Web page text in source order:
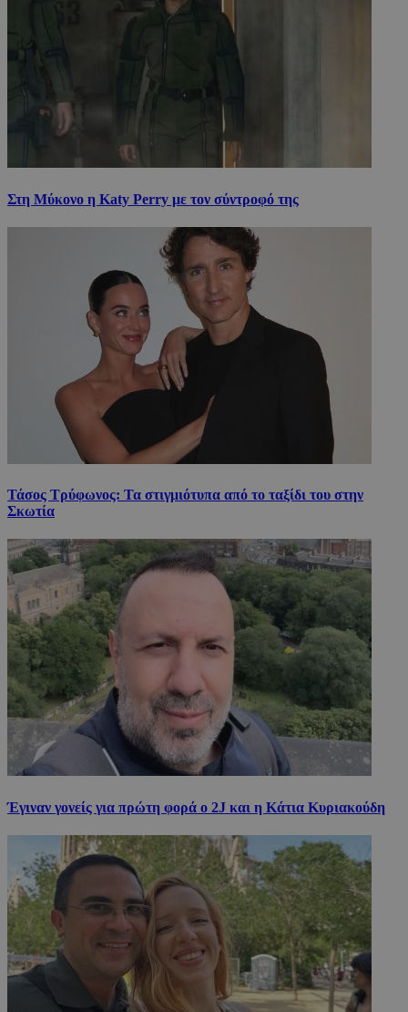
Στη Μύκονο η Katy Perry με τον σύντροφό της
Τάσος Τρύφωνος: Τα στιγμιότυπα από το ταξίδι του στην
Σκωτία
Έγιναν γονείς για πρώτη φορά ο 2J και η Κάτια Κυριακούδη